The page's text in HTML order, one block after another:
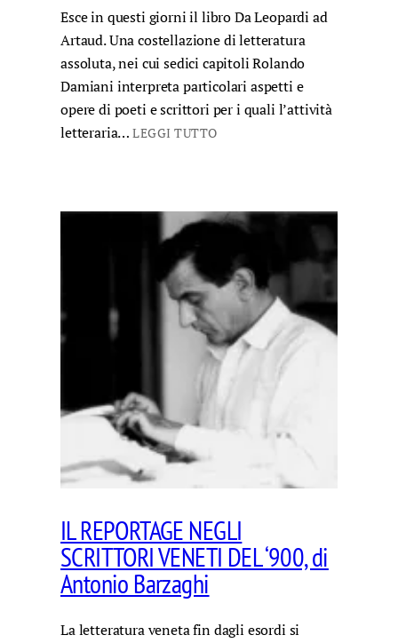
Esce in questi giorni il libro Da Leopardi ad
Artaud. Una costellazione di letteratura
assoluta, nei cui sedici capitoli Rolando
Damiani interpreta particolari aspetti e
opere di poeti e scrittori per i quali l’attività
letteraria…LEGGI TUTTO
IL REPORTAGE NEGLI
SCRITTORI VENETI DEL ‘900, di
Antonio Barzaghi
La letteratura veneta fin dagli esordi si